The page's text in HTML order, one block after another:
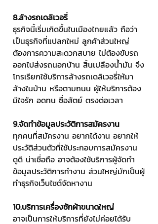
8.ล้างรถเดลิเวอรี่
ธุรกิจนี้เริ่มเกิดขึ้นในเมืองไทยแล้ว ถือว่า
เป็นธุรกิจที่แปลกใหม่ ลูกค้าส่วนใหญ่
ต้องการความสะดวกสบาย ไม่ต้องขับรถ
ออกไปส่งรถนอกบ้าน สิ้นเปลืองน้ำมัน จึง
โทรเรียกใช้บริการล้างรถเดลิเวอรี่ให้มา
ล้างในบ้าน หรือตามถนน ผู้ให้บริการต้อง
มีใจรัก อดทน ซื่อสัตย์ ตรงต่อเวลา
9.จัดทำข้อมูลประวัติการสมัครงาน
ทุกคนที่สมัครงาน อยากได้งาน อยากให้
ประวัติส่วนตัวที่ใช้ประกอบการสมัครงาน
ดูดี น่าเชื่อถือ อาจต้องใช้บริการผู้จัดทำ
ข้อมูลประวัติการทำงาน ส่วนใหญ่มักเป็นผู้
ทำธุรกิจเว็บไซต์จัดหางาน
10.บริการเครื่องซักผ้าขนาดใหญ่
อาจเป็นการให้บริการที่ยังไม่ค่อยได้รับ